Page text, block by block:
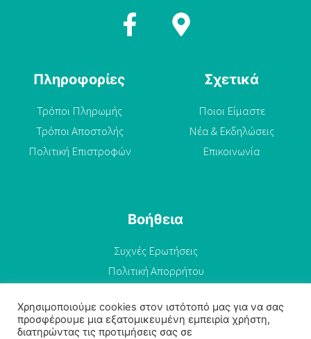
Πληροφορίες
Τρόποι Πληρωμής
Τρόποι Αποστολής
Πολιτική Επιστροφών
Σχετικά
Ποιοι Είμαστε
Νέα & Εκδηλώσεις
Επικοινωνία
Βοήθεια
Συχνές Ερωτήσεις
Πολιτική Απορρήτου
Χρησιμοποιούμε cookies στον ιστότοπό μας για να σας
προσφέρουμε μια εξατομικευμένη εμπειρία χρήστη,
διατηρώντας τις προτιμήσεις σας σε